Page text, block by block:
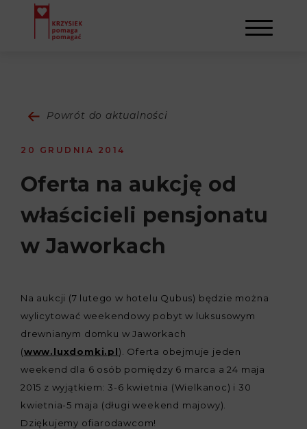
O NAS
NAPISALI O NAS
GALERIA
DZIAŁALNOŚĆ
NASI BENEFICJENCI
SULEJMAN
KONTAKT
REJESTRACJA
Powrót do aktualności
20 GRUDNIA 2014
Oferta na aukcję od
właścicieli pensjonatu
w Jaworkach
Na aukcji (7 lutego w hotelu Qubus) będzie można
wylicytować weekendowy pobyt w luksusowym
drewnianym domku w Jaworkach
(www.luxdomki.pl). Oferta obejmuje jeden
weekend dla 6 osób pomiędzy 6 marca a 24 maja
2015 z wyjątkiem: 3-6 kwietnia (Wielkanoc) i 30
kwietnia-5 maja (długi weekend majowy).
Dziękujemy ofiarodawcom!